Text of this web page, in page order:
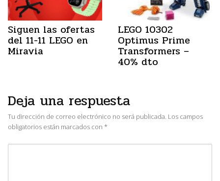
Siguen las ofertas
del 11-11 LEGO en
Miravia
LEGO 10302
Optimus Prime
Transformers –
40% dto
Deja una respuesta
Tu dirección de correo electrónico no será publicada. Los campos
obligatorios están marcados con *